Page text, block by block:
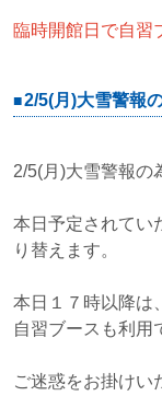
臨時開館日で自習
2/5(月)大雪警報
2/5(月)大雪警報の
本日予定されてい
り替えます。
本日１７時以降は、
自習ブースも利用
ご迷惑をお掛けい